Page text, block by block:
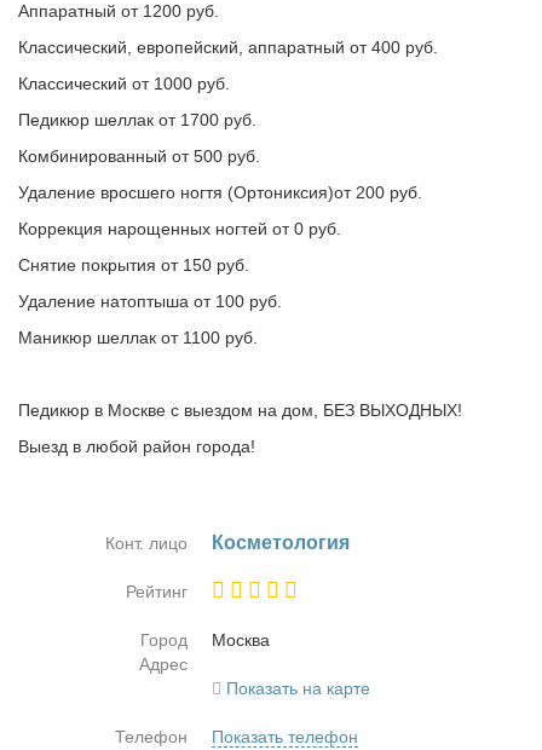
Аппаратный от 1200 руб.
Классический, европейский, аппаратный от 400 руб.
Классический от 1000 руб.
Педикюр шеллак от 1700 руб.
Комбинированный от 500 руб.
Удаление вросшего ногтя (Ортониксия)от 200 руб.
Коррекция нарощенных ногтей от 0 руб.
Снятие покрытия от 150 руб.
Удаление натоптыша от 100 руб.
Маникюр шеллак от 1100 руб.
Педикюр в Москве с выездом на дом, БЕЗ ВЫХОДНЫХ!
Выезд в любой район города!
Конт. лицо Кос­ме­то­ло­гия
Рейтинг
Город
Москва
Адрес
Показать на карте
Телефон
Показать телефон